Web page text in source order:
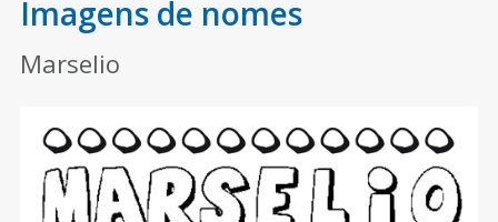
Imagens de nomes
Marselio